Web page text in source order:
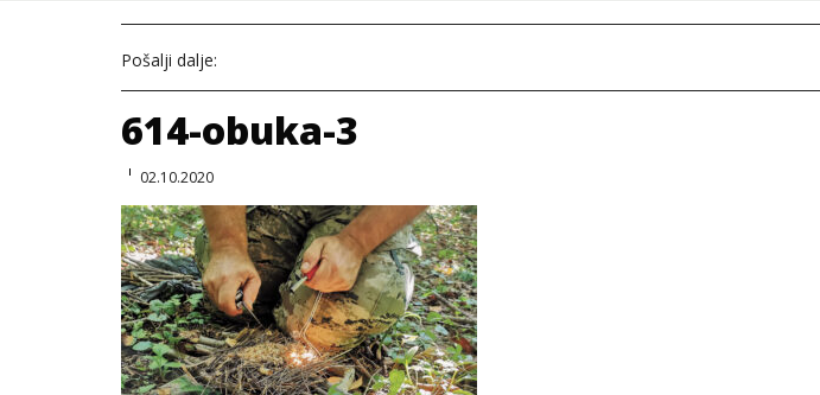
Pošalji dalje:
614-obuka-3
02.10.2020